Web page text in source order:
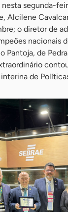
segunda-
Alcilene
o diretor de
nacionais
Pantoja, de
de